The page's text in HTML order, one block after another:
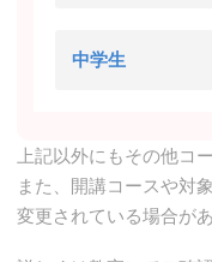
中学生
上記以外にもその他コ
また、開講コースや対
変更されている場合があ